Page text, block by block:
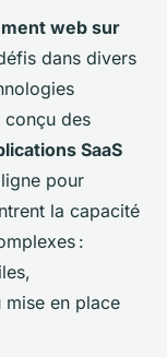
web sur
dans divers
conçu des
SaaS
pour
la capacité
:
en place